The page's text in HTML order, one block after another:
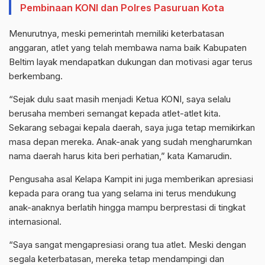
Pembinaan KONI dan Polres Pasuruan Kota
Menurutnya, meski pemerintah memiliki keterbatasan
anggaran, atlet yang telah membawa nama baik Kabupaten
Beltim layak mendapatkan dukungan dan motivasi agar terus
berkembang.
“Sejak dulu saat masih menjadi Ketua KONI, saya selalu
berusaha memberi semangat kepada atlet-atlet kita.
Sekarang sebagai kepala daerah, saya juga tetap memikirkan
masa depan mereka. Anak-anak yang sudah mengharumkan
nama daerah harus kita beri perhatian,” kata Kamarudin.
Pengusaha asal Kelapa Kampit ini juga memberikan apresiasi
kepada para orang tua yang selama ini terus mendukung
anak-anaknya berlatih hingga mampu berprestasi di tingkat
internasional.
“Saya sangat mengapresiasi orang tua atlet. Meski dengan
segala keterbatasan, mereka tetap mendampingi dan